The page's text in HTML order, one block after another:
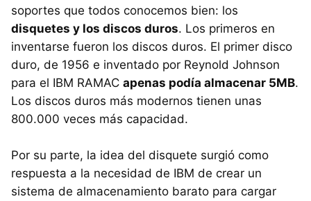
soportes que todos conocemos bien: los
disquetes y los discos duros. Los primeros en
inventarse fueron los discos duros. El primer disco
duro, de 1956 e inventado por Reynold Johnson
para el IBM RAMAC apenas podía almacenar 5MB.
Los discos duros más modernos tienen unas
800.000 veces más capacidad.
Por su parte, la idea del disquete surgió como
respuesta a la necesidad de IBM de crear un
sistema de almacenamiento barato para cargar